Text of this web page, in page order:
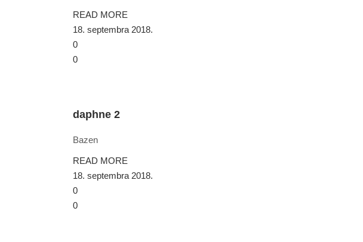
READ MORE
18. septembra 2018.
0
0
daphne 2
Bazen
READ MORE
18. septembra 2018.
0
0